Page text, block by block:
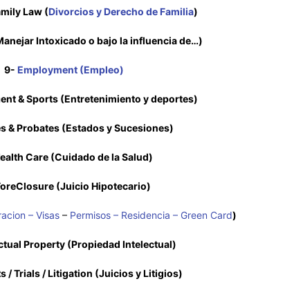
Law (Divorcios y Derecho de Familia)
Intoxicado o bajo la influencia de…)
9- Employment (Empleo)
& Sports (Entretenimiento y deportes)
& Probates (Estados y Sucesiones)
Care (Cuidado de la Salud)
(Juicio Hipotecario)
– Visas – Permisos – Residencia – Green Card)
Property (Propiedad Intelectual)
/ Trials / Litigation (Juicios y Litigios)